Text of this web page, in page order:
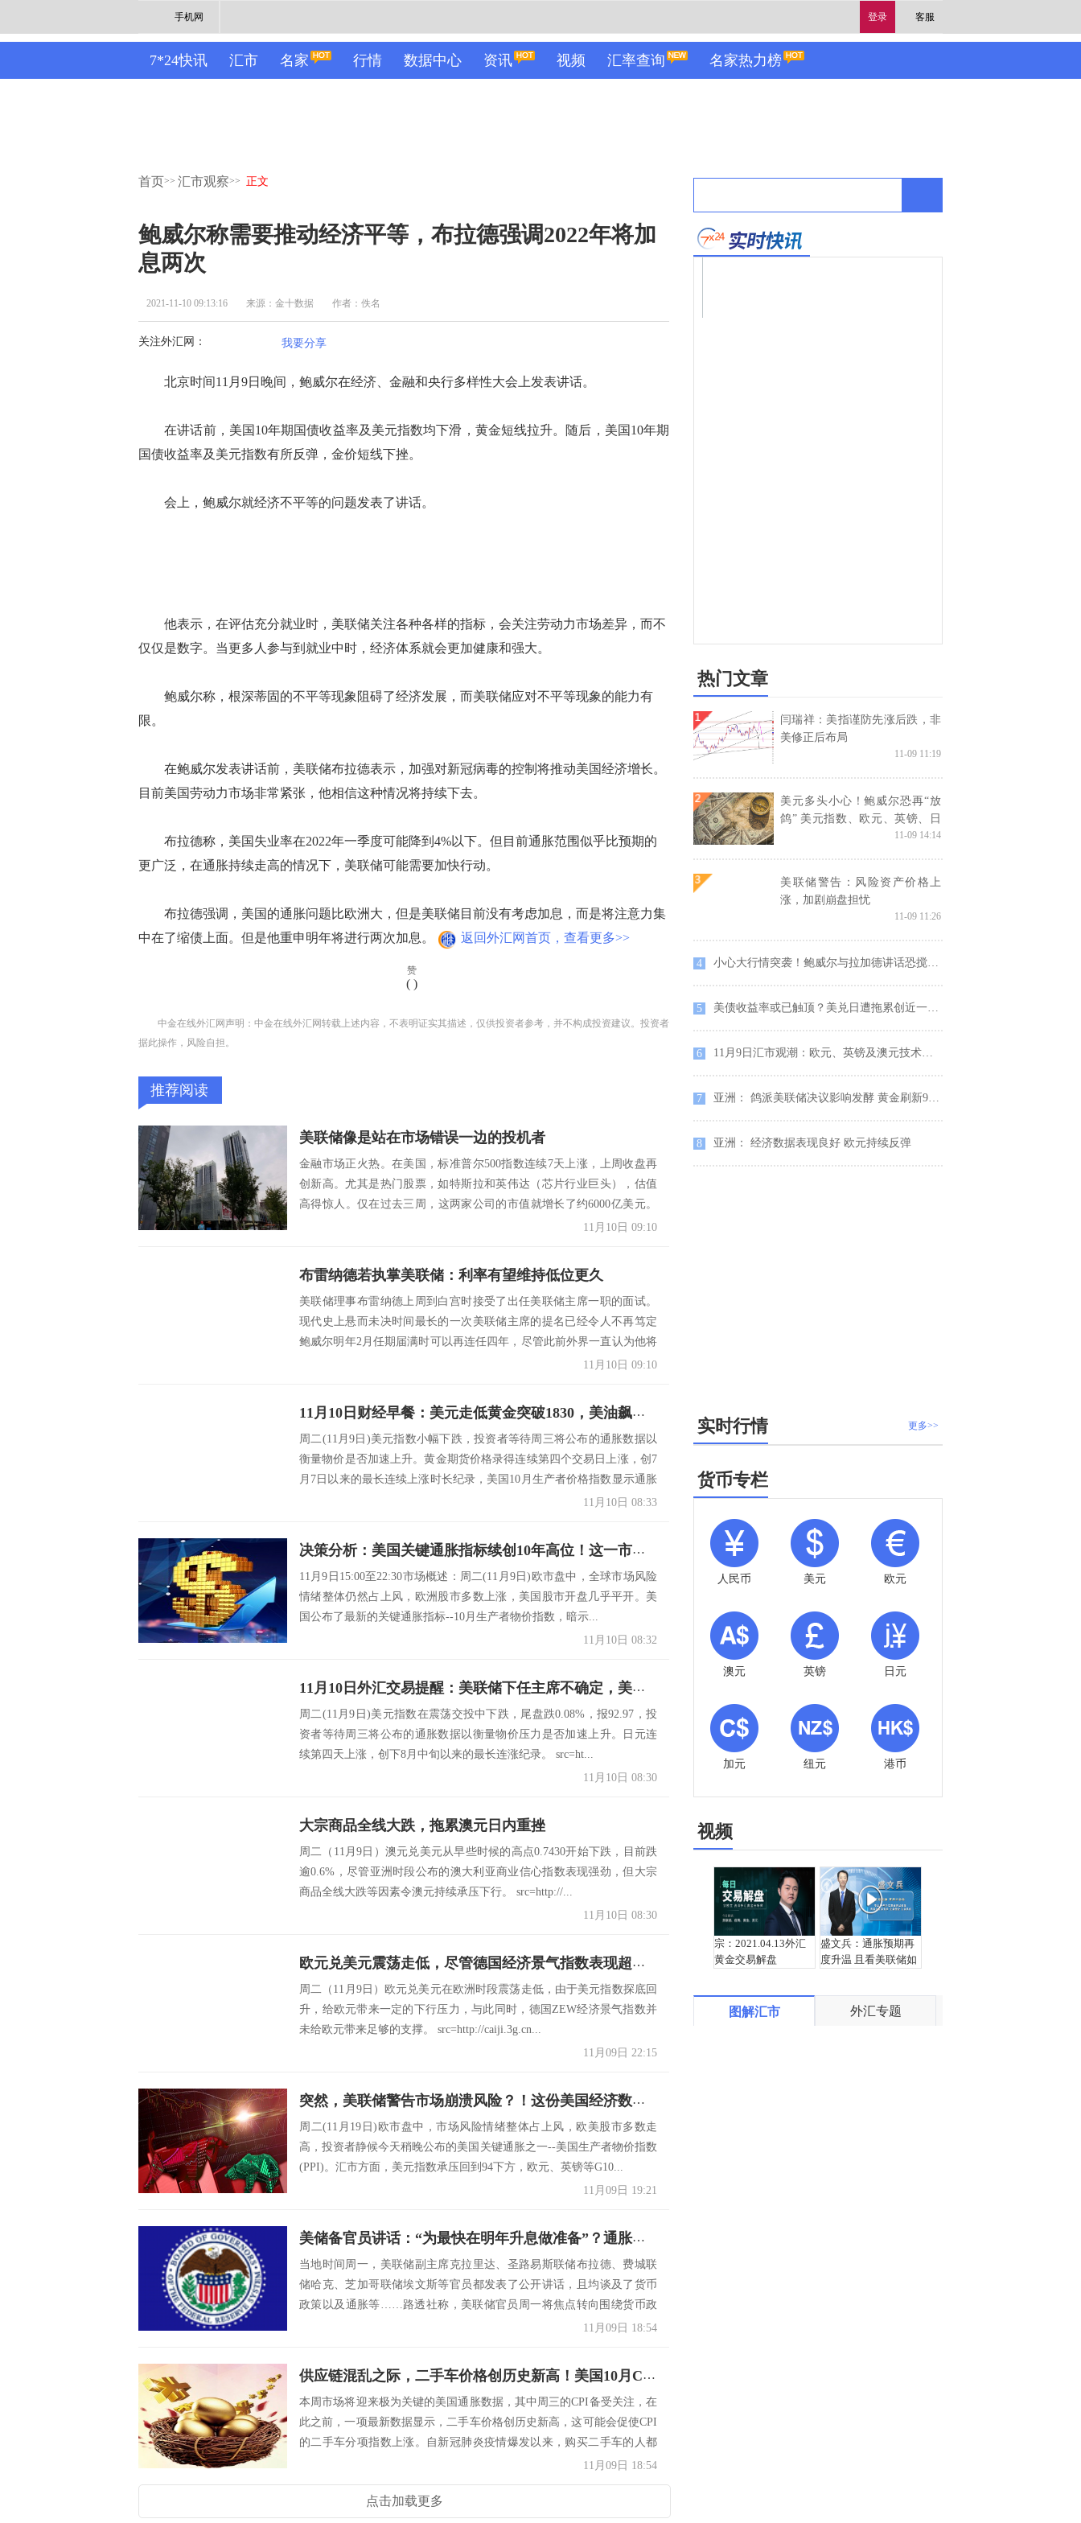
登录 客服
手机网
7*24快讯 汇市 名家 行情 数据中心 资讯 视频 汇率查询 名家热力榜
首页>> 汇市观察>> 正文
鲍威尔称需要推动经济平等，布拉德强调2022年将加
息两次
2021-11-10 09:13:16 来源：金十数据 作者：佚名
关注外汇网： 我要分享
北京时间11月9日晚间，鲍威尔在经济、金融和央行多样性大会上发表讲话。
在讲话前，美国10年期国债收益率及美元指数均下滑，黄金短线拉升。随后，美国10年期
国债收益率及美元指数有所反弹，金价短线下挫。
会上，鲍威尔就经济不平等的问题发表了讲话。
他表示，在评估充分就业时，美联储关注各种各样的指标，会关注劳动力市场差异，而不
仅仅是数字。当更多人参与到就业中时，经济体系就会更加健康和强大。
鲍威尔称，根深蒂固的不平等现象阻碍了经济发展，而美联储应对不平等现象的能力有
限。
在鲍威尔发表讲话前，美联储布拉德表示，加强对新冠病毒的控制将推动美国经济增长。
目前美国劳动力市场非常紧张，他相信这种情况将持续下去。
布拉德称，美国失业率在2022年一季度可能降到4%以下。但目前通胀范围似乎比预期的
更广泛，在通胀持续走高的情况下，美联储可能需要加快行动。
布拉德强调，美国的通胀问题比欧洲大，但是美联储目前没有考虑加息，而是将注意力集
中在了缩债上面。但是他重申明年将进行两次加息。
返回外汇网首页，查看更多>>
赞
( )
中金在线外汇网声明：中金在线外汇网转载上述内容，不表明证实其描述，仅供投资者参考，并不构成投资建议。投资者
据此操作，风险自担。
推荐阅读
美联储像是站在市场错误一边的投机者
金融市场正火热。在美国，标准普尔500指数连续7天上涨，上周收盘再
创新高。尤其是热门股票，如特斯拉和英伟达（芯片行业巨头），估值
高得惊人。仅在过去三周，这两家公司的市值就增长了约6000亿美元。
11月10日 09:10
布雷纳德若执掌美联储：利率有望维持低位更久
美联储理事布雷纳德上周到白宫时接受了出任美联储主席一职的面试。
现代史上悬而未决时间最长的一次美联储主席的提名已经令人不再笃定
鲍威尔明年2月任期届满时可以再连任四年，尽管此前外界一直认为他将
11月10日 09:10
11月10日财经早餐：美元走低黄金突破1830，美油飙升3%，黑色系商品夜盘大跌
周二(11月9日)美元指数小幅下跌，投资者等待周三将公布的通胀数据以
衡量物价是否加速上升。黄金期货价格录得连续第四个交易日上涨，创7
月7日以来的最长连续上涨时长纪录，美国10月生产者价格指数显示通胀
11月10日 08:33
决策分析：美国关键通胀指标续创10年高位！这一市场突发暴动、黄金冲破1830
11月9日15:00至22:30市场概述：周二(11月9日)欧市盘中，全球市场风险
情绪整体仍然占上风，欧洲股市多数上涨，美国股市开盘几乎平开。美
国公布了最新的关键通胀指标--10月生产者物价指数，暗示...
11月10日 08:32
11月10日外汇交易提醒：美联储下任主席不确定，美元连跌三日，静待通胀数据指引
周二(11月9日)美元指数在震荡交投中下跌，尾盘跌0.08%，报92.97，投
资者等待周三将公布的通胀数据以衡量物价压力是否加速上升。日元连
续第四天上涨，创下8月中旬以来的最长连涨纪录。 src=ht...
11月10日 08:30
大宗商品全线大跌，拖累澳元日内重挫
周二（11月9日）澳元兑美元从早些时候的高点0.7430开始下跌，目前跌
逾0.6%，尽管亚洲时段公布的澳大利亚商业信心指数表现强劲，但大宗
商品全线大跌等因素令澳元持续承压下行。 src=http://...
11月10日 08:30
欧元兑美元震荡走低，尽管德国经济景气指数表现超预期
周二（11月9日）欧元兑美元在欧洲时段震荡走低，由于美元指数探底回
升，给欧元带来一定的下行压力，与此同时，德国ZEW经济景气指数并
未给欧元带来足够的支撑。 src=http://caiji.3g.cn...
11月09日 22:15
突然，美联储警告市场崩溃风险？！这份美国经济数据或引爆美元、黄金更大的行情
周二(11月19日)欧市盘中，市场风险情绪整体占上风，欧美股市多数走
高，投资者静候今天稍晚公布的美国关键通胀之一--美国生产者物价指数
(PPI)。汇市方面，美元指数承压回到94下方，欧元、英镑等G10...
11月09日 19:21
美储备官员讲话：“为最快在明年升息做准备”？通胀似乎成为了最大的担忧……
当地时间周一，美联储副主席克拉里达、圣路易斯联储布拉德、费城联
储哈克、芝加哥联储埃文斯等官员都发表了公开讲话，且均谈及了货币
政策以及通胀等……路透社称，美联储官员周一将焦点转向围绕货币政
11月09日 18:54
供应链混乱之际，二手车价格创历史新高！美国10月CPI很有可能受影响？
本周市场将迎来极为关键的美国通胀数据，其中周三的CPI备受关注，在
此之前，一项最新数据显示，二手车价格创历史新高，这可能会促使CPI
的二手车分项指数上涨。自新冠肺炎疫情爆发以来，购买二手车的人都
11月09日 18:54
点击加载更多
热门文章
闫瑞祥：美指谨防先涨后跌，非
美修正后布局
11-09 11:19
美元多头小心！鲍威尔恐再“放
鸽” 美元指数、欧元、英镑、日
元、澳元和人民币最新技术前景
11-09 14:14
美联储警告：风险资产价格上
涨，加剧崩盘担忧
11-09 11:26
4 小心大行情突袭！鲍威尔与拉加德讲话恐搅动市场 欧元、英镑、日元和澳元最新交易分析
5 美债收益率或已触顶？美兑日遭拖累创近一月新低
6 11月9日汇市观潮：欧元、英镑及澳元技术分析
7 亚洲： 鸽派美联储决议影响发酵 黄金刷新9周高位
8 亚洲： 经济数据表现良好 欧元持续反弹
更多>>
实时行情
货币专栏
人民币 美元 欧元
澳元 英镑 日元
加元 纽元 港币
视频
宗：2021.04.13外汇
黄金交易解盘
盛文兵：通胀预期再
度升温 且看美联储如
图解汇市 外汇专题